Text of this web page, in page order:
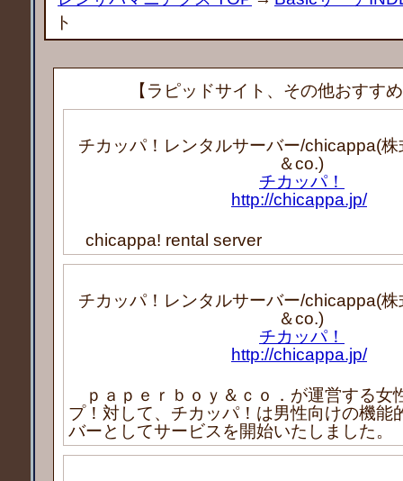
ト
【ラピッドサイト、その他おすす
チカッパ！レンタルサーバー/chicappa(
＆co.)
チカッパ！
http://chicappa.jp/
chicappa! rental server
チカッパ！レンタルサーバー/chicappa(
＆co.)
チカッパ！
http://chicappa.jp/
ｐａｐｅｒｂｏｙ＆ｃｏ．が運営する女
プ！対して、チカッパ！は男性向けの機能
バーとしてサービスを開始いたしました。